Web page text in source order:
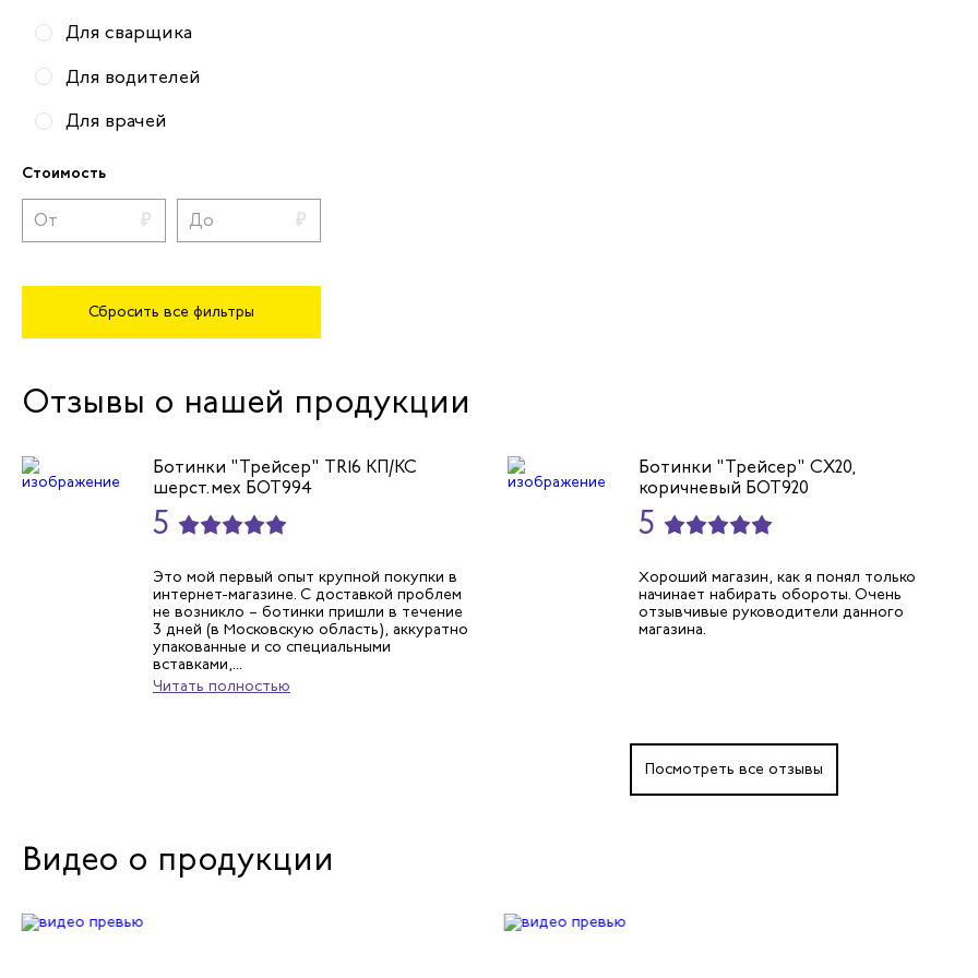
Для сварщика
Для водителей
Для врачей
Для медсестер
Для скорой помощи
Для слесарей
Для строителей
Для механиков
Для складских работников
Для техников
Вся рабочая обувь
Стоимость
Сбросить все фильтры
Отзывы о нашей продукции
Ботинки "Трейсер" TR16 КП/КС
шерст.мех БОТ994
5
Это мой первый опыт крупной покупки в
интернет-магазине. С доставкой проблем
не возникло – ботинки пришли в течение
3 дней (в Московскую область), аккуратно
упакованные и со специальными
вставками,...
Читать полностью
Ботинки "Трейсер" CX20,
коричневый БОТ920
5
Хороший магазин, как я понял только
начинает набирать обороты. Очень
отзывчивые руководители данного
магазина.
Посмотреть все отзывы
Видео о продукции